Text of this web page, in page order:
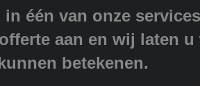
in één van onze
aan en wij laten u
betekenen.